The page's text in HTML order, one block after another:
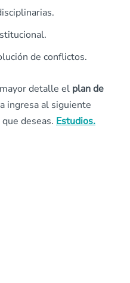
de conflictos.
detalle el plan de
ingresa al siguiente
deseas. Estudios.